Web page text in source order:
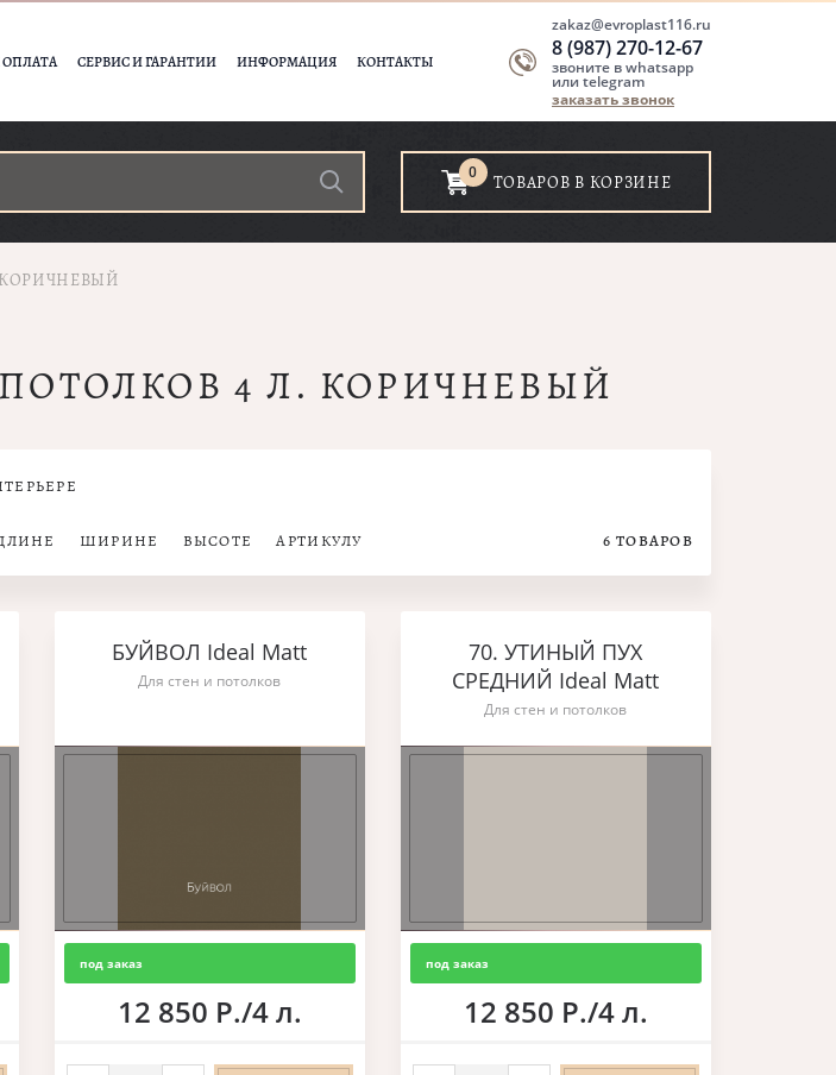
ОПЛАТА СЕРВИС И ГАРАНТИИ ИНФОРМАЦИЯ КОНТАКТЫ
zakaz@evroplast116.ru
8 (987) 270-12-67
звоните в whatsapp
или telegram
заказать звонок
0 ТОВАРОВ В КОРЗИНЕ
КОРИЧНЕВЫЙ
ПОТОЛКОВ 4 Л. КОРИЧНЕВЫЙ
ШИРИНЕ ВЫСОТЕ АРТИКУЛУ 6 ТОВАРОВ
БУЙВОЛ Ideal Matt
Для стен и потолков
под заказ
12 850 Р./4 л.
70. УТИНЫЙ ПУХ
СРЕДНИЙ Ideal Matt
Для стен и потолков
под заказ
12 850 Р./4 л.